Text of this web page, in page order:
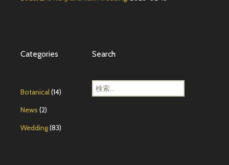
Categories
Botanical(14)
News (2)
Wedding(83)
Search